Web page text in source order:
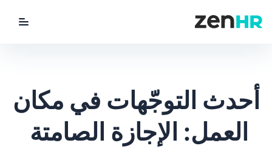
أحدث التوجّهات في مكان
العمل: الإجازة الصامتة